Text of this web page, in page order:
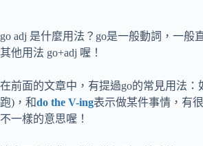
go adj 是什麼用法？go是一般動詞，一般
其他用法 go+adj 喔！
在前面的文章中，有提過go的常見用法：
跑)，和do the V-ing表示做某件事情，有
不一樣的意思喔！